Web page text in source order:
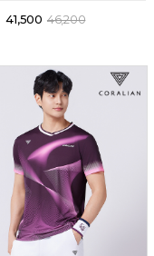
41,500 46,200